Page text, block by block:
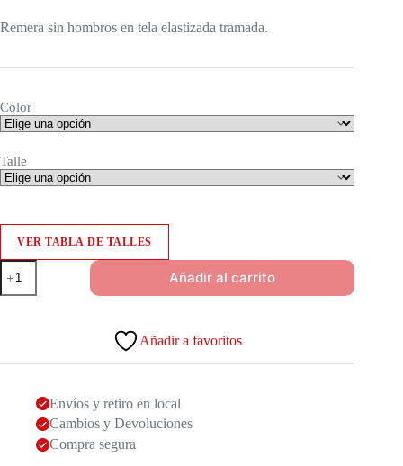
Remera sin hombros en tela elastizada tramada.
Color
Talle
VER TABLA DE TALLES
Remera
Verbena
cantidad
Añadir al carrito
Añadir a favoritos
Envíos y retiro en local
Cambios y Devoluciones
Compra segura